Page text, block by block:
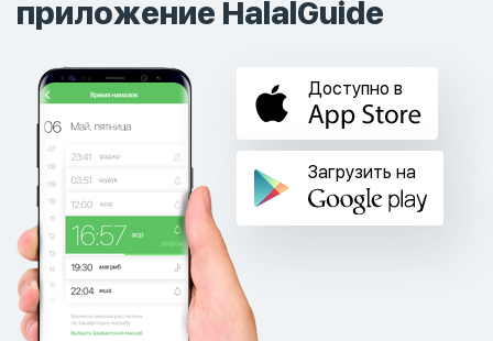
приложение HalalGuide
Доступно в
Загрузить на